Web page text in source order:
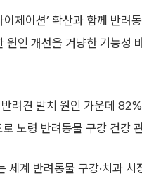
제이션’ 확산과 함께 반려
원인 개선을 겨냥한 기능성
려견 발치 원인 가운데
노령 반려동물 구강 건강
세계 반려동물 구강·치과